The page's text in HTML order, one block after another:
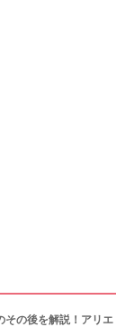
その後を解説！アリエ